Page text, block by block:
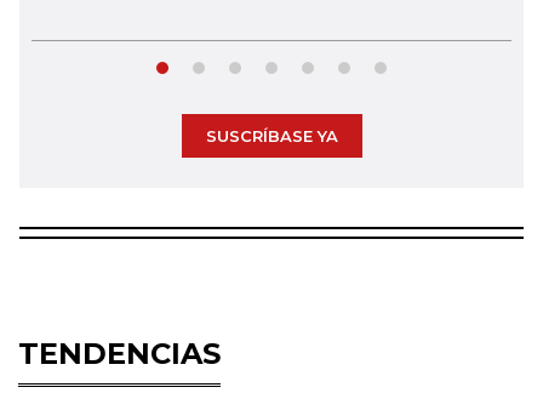
SUSCRÍBASE YA
TENDENCIAS